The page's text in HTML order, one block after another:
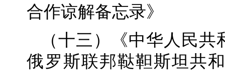
合作谅解备忘录》
（十三）《中华人民
俄罗斯联邦鞑靼斯坦共